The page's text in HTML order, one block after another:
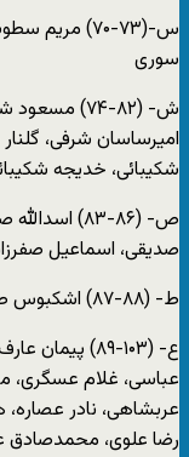
س-(۷۳-۷۰)
سوری
ش- (۸۲-۷۴)
امیرساسان شرفی،
شکیبائی، خدیجه
ص- (۸۶-۸۳)
صدیقی، اسماعیل
ط- (۸۸-۸۷) اشکبوس طالبی، اسفندیار طبری
ع- (۱۰۳-۸۹)
عباسی، غلام عسگری،
عربشاهی، نادر عصاره،
رضا علوی، محمدصادق